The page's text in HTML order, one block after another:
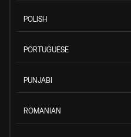
POLISH
PORTUGUESE
PUNJABI
ROMANIAN